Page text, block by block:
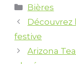
Catégories
Bières
Découvrez
festive
Arizona